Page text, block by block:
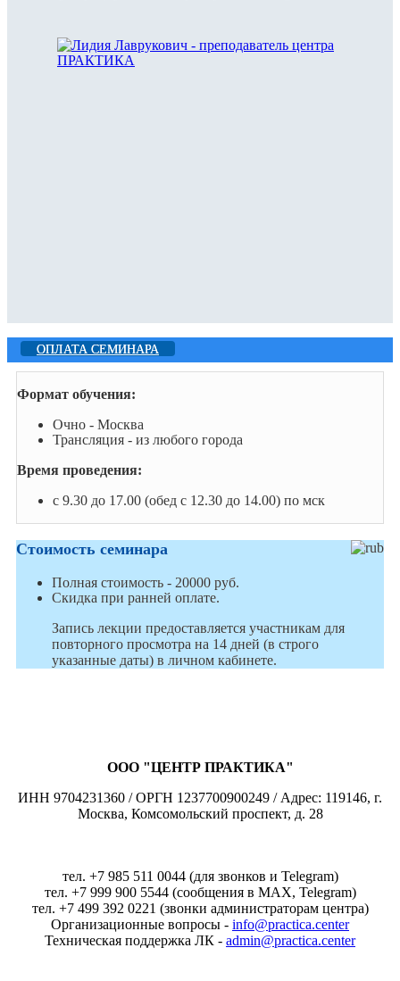
ОПЛАТА СЕМИНАРА
Формат обучения:
Очно - Москва
Трансляция - из любого города
Время проведения:
c 9.30 до 17.00 (обед с 12.30 до 14.00) по мск
Стоимость семинара
Полная стоимость - 20000 руб.
Скидка при ранней оплате.
Запись лекции предоставляется участникам для
повторного просмотра на 14 дней (в строго
указанные даты) в личном кабинете.
ООО "ЦЕНТР ПРАКТИКА"
ИНН 9704231360 / ОРГН 1237700900249 / Адрес: 119146, г.
Москва, Комсомольский проспект, д. 28
тел. +7 985 511 0044 (для звонков и Telegram)
тел. +7 999 900 5544 (сообщения в MAX, Telegram)
тел. +7 499 392 0221 (звонки администраторам центра)
Организационные вопросы - info@practica.center
Техническая поддержка ЛК - admin@practica.center